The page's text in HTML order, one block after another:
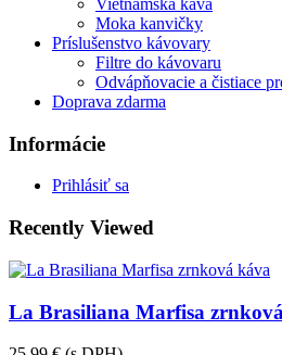
Vietnamská káva
Moka kanvičky
Príslušenstvo kávovary
Filtre do kávovaru
Odvápňovacie a čistiace
Doprava zdarma
Informácie
Prihlásiť sa
Recently Viewed
La Brasiliana Marfisa